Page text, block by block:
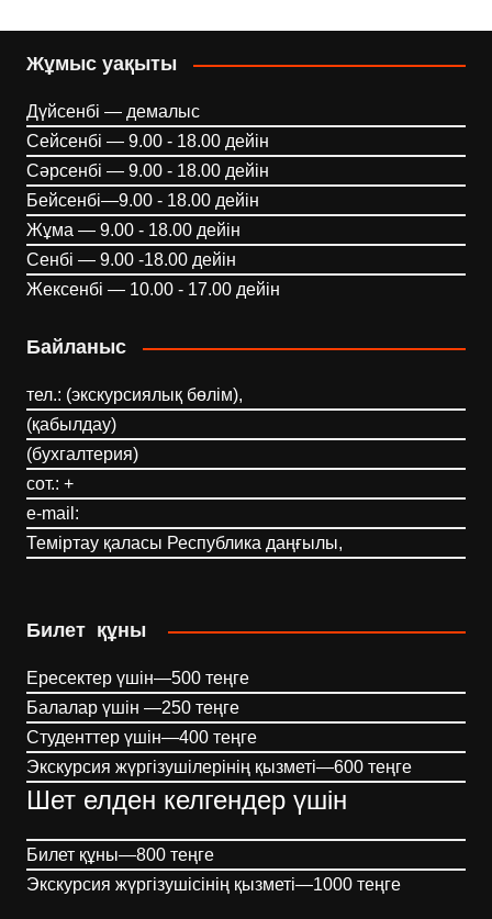
Жұмыс уақыты
Дүйсенбі — демалыс
Сейсенбі — 9.00 - 18.00 дейін
Сәрсенбі — 9.00 - 18.00 дейін
Бейсенбі—9.00 - 18.00 дейін
Жұма — 9.00 - 18.00 дейін
Сенбі — 9.00 -18.00 дейін
Жексенбі — 10.00 - 17.00 дейін
Байланыс
тел.: (экскурсиялық бөлім),
(қабылдау)
(бухгалтерия)
сот.: +
e-mail:
Теміртау қаласы Республика даңғылы,
Билет құны
Ересектер үшін—500 теңге
Балалар үшін —250 теңге
Студенттер үшін—400 теңге
Экскурсия жүргізушілерінің қызметі—600 теңге
Шет елден келгендер үшін
Билет құны—800 теңге
Экскурсия жүргізушісінің қызметі—1000 теңге